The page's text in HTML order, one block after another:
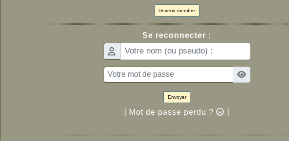
Devenir membre
Se reconnecter :
Envoyer
[ Mot de passe perdu ? ]